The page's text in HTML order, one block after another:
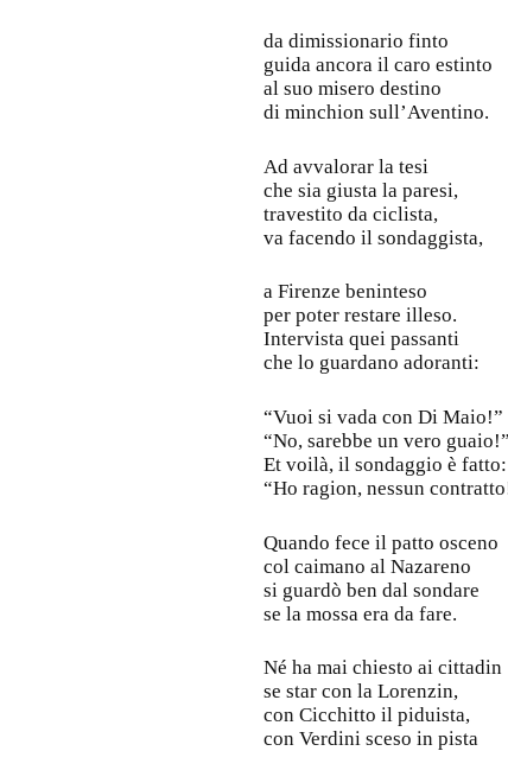
da dimissionario finto
guida ancora il caro estinto
al suo misero destino
di minchion sull’Aventino.
Ad avvalorar la tesi
che sia giusta la paresi,
travestito da ciclista,
va facendo il sondaggista,
a Firenze beninteso
per poter restare illeso.
Intervista quei passanti
che lo guardano adoranti:
“Vuoi si vada con Di Maio!”
“No, sarebbe un vero guaio!”
Et voilà, il sondaggio è fatto:
“Ho ragion, nessun
Quando fece il patto osceno
col caimano al Nazareno
si guardò ben dal sondare
se la mossa era da fare.
Né ha mai chiesto ai cittadin
se star con la Lorenzin,
con Cicchitto il piduista,
con Verdini sceso in pista